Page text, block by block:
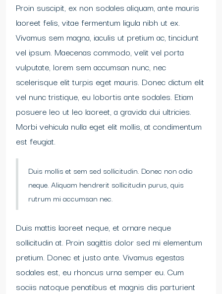
Proin suscipit, ex non sodales aliquam, ante mauris
laoreet felis, vitae fermentum ligula nibh ut ex.
Vivamus sem magna, iaculis ut pretium ac, tincidunt
vel ipsum. Maecenas commodo, velit vel porta
vulputate, lorem sem accumsan nunc, nec
scelerisque elit turpis eget mauris. Donec dictum elit
vel nunc tristique, eu lobortis ante sodales. Etiam
posuere leo ut leo laoreet, a gravida dui ultricies.
Morbi vehicula nulla eget elit mollis, at condimentum
est feugiat.
Duis mollis et sem sed sollicitudin. Donec non odio
neque. Aliquam hendrerit sollicitudin purus, quis
rutrum mi accumsan nec.
Duis mattis laoreet neque, et ornare neque
sollicitudin at. Proin sagittis dolor sed mi elementum
pretium. Donec et justo ante. Vivamus egestas
sodales est, eu rhoncus urna semper eu. Cum
sociis natoque penatibus et magnis dis parturient